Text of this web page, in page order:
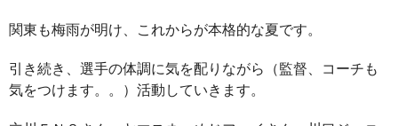
関東も梅雨が明け、これからが本格的な夏です。
引き続き、選手の体調に気を配りながら（監督、コーチも
気をつけます。。）活動していきます。